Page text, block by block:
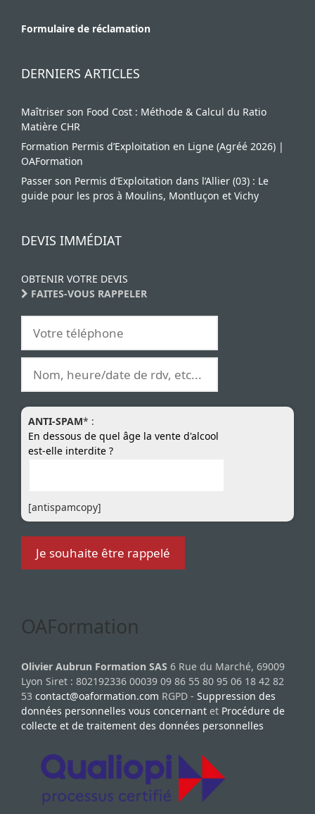
Formulaire de réclamation
DERNIERS ARTICLES
Maîtriser son Food Cost : Méthode & Calcul du Ratio
Matière CHR
Formation Permis d’Exploitation en Ligne (Agréé 2026) |
OAFormation
Passer son Permis d’Exploitation dans l’Allier (03) : Le
guide pour les pros à Moulins, Montluçon et Vichy
DEVIS IMMÉDIAT
OBTENIR VOTRE DEVIS
FAITES-VOUS RAPPELER
ANTI-SPAM* :
En dessous de quel âge la vente d'alcool
est-elle interdite ?
[antispamcopy]
OAFormation
Olivier Aubrun Formation SAS 6 Rue du Marché, 69009
Lyon Siret : 802192336 00039 09 86 55 80 95 06 18 42 82
53 contact@oaformation.com RGPD - Suppression des
données personnelles vous concernant et Procédure de
collecte et de traitement des données personnelles